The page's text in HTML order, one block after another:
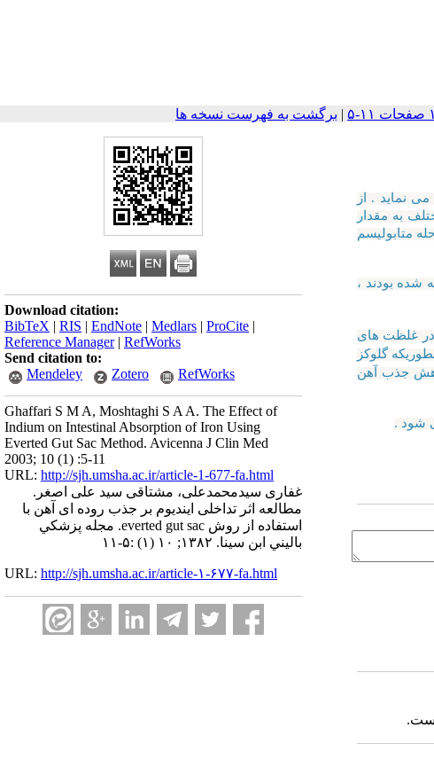
| برگشت به فهرست نسخه ها
Download citation:
BibTeX | RIS | EndNote | Medlars | ProCite |
Reference Manager| RefWorks
Send citation to:
Mendeley
Zotero RefWorks
Ghaffari S M A, Moshtaghi S A A. The Effect of
Indium on Intestinal Absorption of Iron Using
Everted Gut Sac Method. Avicenna J Clin Med
2003; 10 (1) :5-11
URL: http://sjh.umsha.ac.ir/article-1-677-fa.html
غفاری سیدمحمدعلی، مشتاقی سید علی اصغر.
مطالعه اثر تداخلی ایندیوم بر جذب روده ای آهن با
استفاده از روش everted gut sac. مجله پزشكي
باليني ابن سينا. ۱۳۸۲; ۱۰ (۱) :۵-۱۱
URL: http://sjh.umsha.ac.ir/article-۱-۶۷۷-fa.html
نماید . از
به مقدار
متابولیسم
شده بودند ،
غلظت های
گلوکز
جذب آهن
شود .